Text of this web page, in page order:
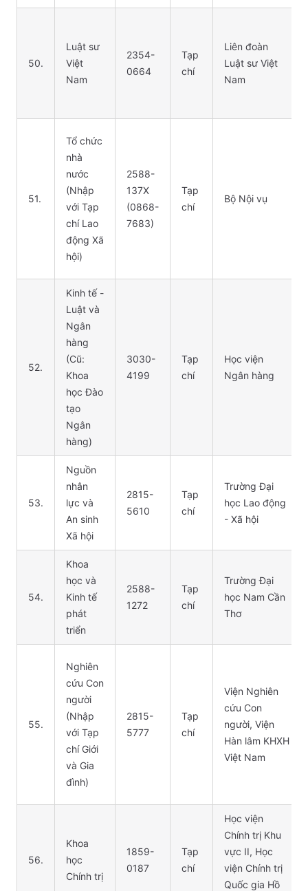
50.
Luật sư
Việt
Nam
2354-
0664
Tạp
chí
Liên đoàn
Luật sư Việt
Nam
51.
Tổ chức
nhà
nước
(Nhập
với Tạp
chí Lao
động Xã
hội)
2588-
137X
(0868-
7683)
Tạp
chí
Bộ Nội vụ
52.
Kinh tế -
Luật và
Ngân
hàng
(Cũ:
Khoa
học Đào
tạo
Ngân
hàng)
3030-
4199
Tạp
chí
Học viện
Ngân hàng
53.
Nguồn
nhân
lực và
An sinh
Xã hội
2815-
5610
Tạp
chí
Trường Đại
học Lao động
- Xã hội
54.
Khoa
học và
Kinh tế
phát
triển
2588-
1272
Tạp
chí
Trường Đại
học Nam Cần
Thơ
55.
Nghiên
cứu Con
người
(Nhập
với Tạp
chí Giới
và Gia
đình)
2815-
5777
Tạp
chí
Viện Nghiên
cứu Con
người, Viện
Hàn lâm KHXH
Việt Nam
56.
Khoa
học
Chính trị
1859-
0187
Tạp
chí
Học viện
Chính trị Khu
vực II, Học
viện Chính trị
Quốc gia Hồ